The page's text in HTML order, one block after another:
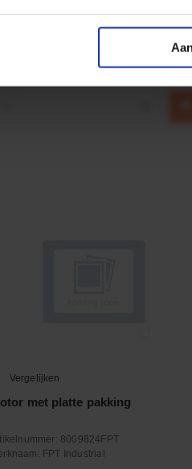
CPR501
Vergelijken
met platte pakking
8009824FPT
FPT Industrial